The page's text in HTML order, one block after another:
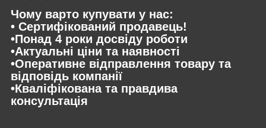
Чому варто купувати у нас:
• Сертифікований продавець!
•Понад 4 роки досвіду роботи
•Актуальні ціни та наявності
•Оперативне відправлення товару та
відповідь компанії
•Кваліфікована та правдива
консультація